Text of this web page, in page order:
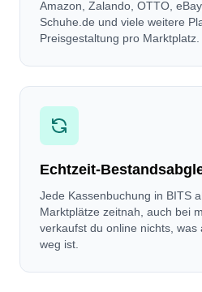
Amazon, Zalando, OTTO,
Schuhe.de und viele weitere
Preisgestaltung pro Marktplatz.
Echtzeit-
Jede Kassenbuchung in BITS
Marktplätze zeitnah, auch bei
verkaufst du online nichts, was
weg ist.